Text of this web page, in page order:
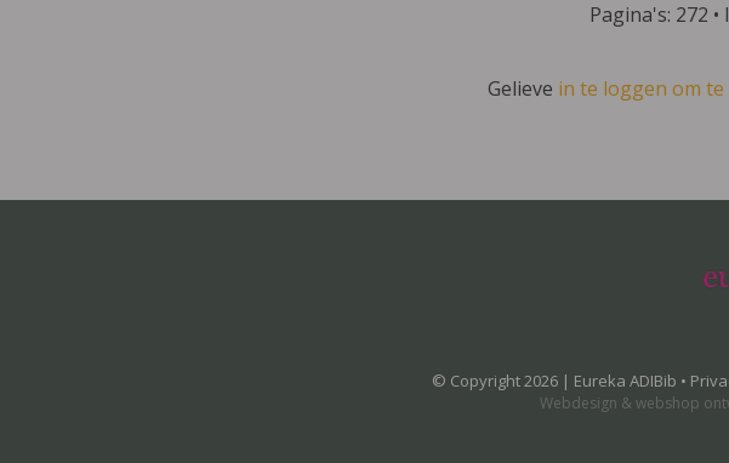
Pagina's: 272
Gelieve in te loggen om te
© Copyright 2026 | Eureka ADIBib •
Webdesign & webshop